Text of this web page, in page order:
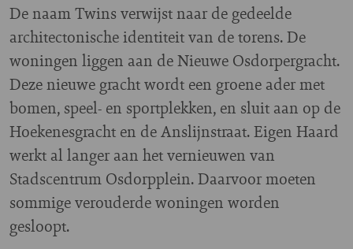
De naam Twins verwijst naar de gedeelde
architectonische identiteit van de torens. De
woningen liggen aan de Nieuwe Osdorpergracht.
Deze nieuwe gracht wordt een groene ader met
bomen, speel- en sportplekken, en sluit aan op de
Hoekenesgracht en de Anslijnstraat. Eigen Haard
werkt al langer aan het vernieuwen van
Stadscentrum Osdorpplein. Daarvoor moeten
sommige verouderde woningen worden
gesloopt.